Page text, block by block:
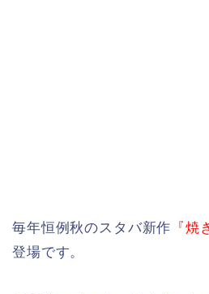
毎年恒例秋のスタバ新作 『焼
登場です。